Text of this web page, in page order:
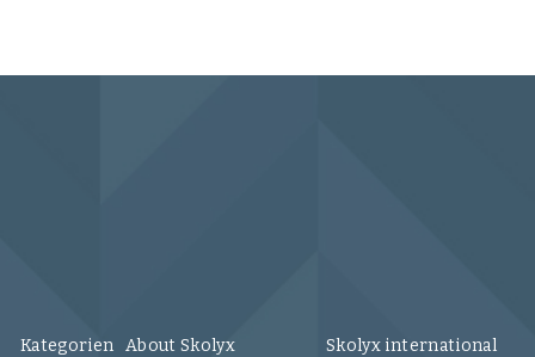
Kategorien About Skolyx Skolyx international